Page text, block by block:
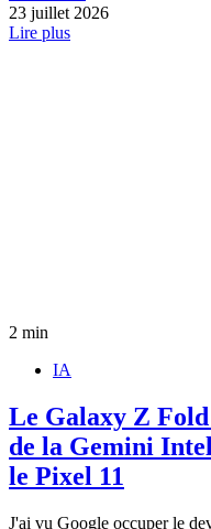
23 juillet 2026
Lire plus
2 min
IA
Le Galaxy Z Fold
de la Gemini
le Pixel 11
J'ai vu Google occuper le